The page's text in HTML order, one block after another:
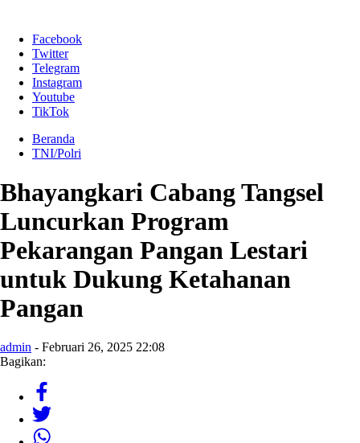
Facebook
Twitter
Telegram
Instagram
Youtube
TikTok
Beranda
TNI/Polri
Bhayangkari Cabang Tangsel
Luncurkan Program
Pekarangan Pangan Lestari
untuk Dukung Ketahanan
Pangan
admin - Februari 26, 2025 22:08
Bagikan: